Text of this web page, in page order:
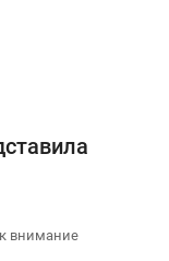
внимание